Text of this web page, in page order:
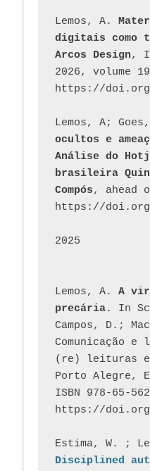
Lemos, A.
digitais como
Arcos Design,
2026, volume
https://doi.org/
Lemos, A;
ocultos e
Análise do
brasileira
Compós, ahead
https://doi.org/
2025
Lemos, A. A
precária. In
Campos, D.;
Comunicação
(re) leituras e
Porto Alegre,
ISBN 978-65-
https://doi.org/
Estima, W. ;
Disciplined